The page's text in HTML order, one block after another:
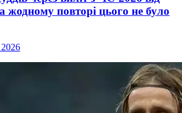
жодному повторі цього не було